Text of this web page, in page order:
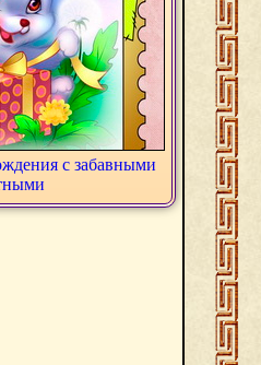
с забавными